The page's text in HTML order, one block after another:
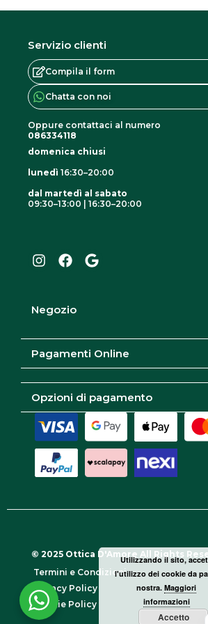
Servizio clienti
Compila il form
Chatta con noi
Oppure contattaci al numero
086334118
domenica chiusi
lunedì 16:30–20:00
dal martedì al sabato
09:30–13:00 | 16:30–20:00
t
r
a
e
o
k
g
Negozio
Pagamenti Online
Opzioni di pagamento
© 2025 Ottica D'Amore All Rights
Termini e Condizioni
Privacy Policy
Cookie Policy
Utilizzando il sito,
l'utilizzo dei cookie da
nostra. Maggiori
informazioni
Accetto